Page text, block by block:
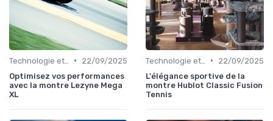
•
22/09/2025
Optimisez vos performances
avec la montre Lezyne Mega
XL
•
22/09/2025
L'élégance sportive de la
montre Hublot Classic Fusion
Tennis